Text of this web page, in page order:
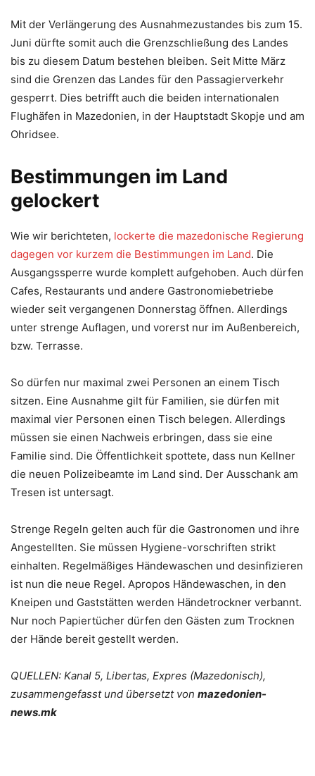
Mit der Verlängerung des Ausnahmezustandes bis zum 15.
Juni dürfte somit auch die Grenzschließung des Landes
bis zu diesem Datum bestehen bleiben. Seit Mitte März
sind die Grenzen das Landes für den Passagierverkehr
gesperrt. Dies betrifft auch die beiden internationalen
Flughäfen in Mazedonien, in der Hauptstadt Skopje und am
Ohridsee.
Bestimmungen im Land
gelockert
Wie wir berichteten, lockerte die mazedonische Regierung
dagegen vor kurzem die Bestimmungen im Land. Die
Ausgangssperre wurde komplett aufgehoben. Auch dürfen
Cafes, Restaurants und andere Gastronomiebetriebe
wieder seit vergangenen Donnerstag öffnen. Allerdings
unter strenge Auflagen, und vorerst nur im Außenbereich,
bzw. Terrasse.
So dürfen nur maximal zwei Personen an einem Tisch
sitzen. Eine Ausnahme gilt für Familien, sie dürfen mit
maximal vier Personen einen Tisch belegen. Allerdings
müssen sie einen Nachweis erbringen, dass sie eine
Familie sind. Die Öffentlichkeit spottete, dass nun Kellner
die neuen Polizeibeamte im Land sind. Der Ausschank am
Tresen ist untersagt.
Strenge Regeln gelten auch für die Gastronomen und ihre
Angestellten. Sie müssen Hygiene-vorschriften strikt
einhalten. Regelmäßiges Händewaschen und desinfizieren
ist nun die neue Regel. Apropos Händewaschen, in den
Kneipen und Gaststätten werden Händetrockner verbannt.
Nur noch Papiertücher dürfen den Gästen zum Trocknen
der Hände bereit gestellt werden.
QUELLEN: Kanal 5, Libertas, Expres (Mazedonisch),
zusammengefasst und übersetzt von mazedonien-
news.mk